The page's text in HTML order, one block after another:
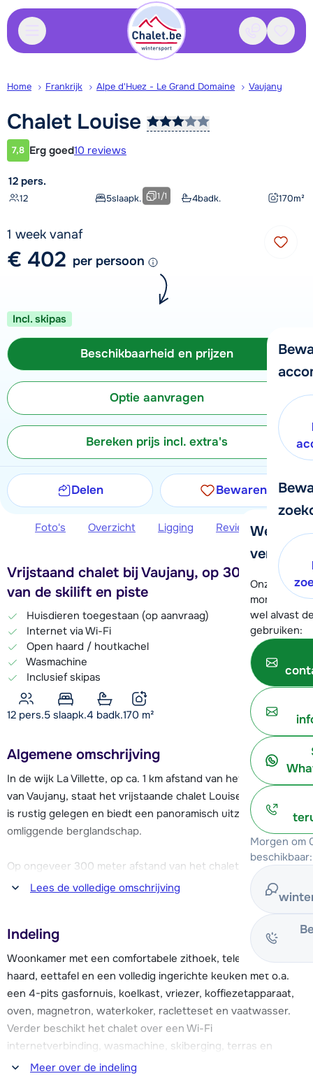
Contact
We
verder!
Onze
moment
wel alvast
gebruiken:
Morgen om
beschikbaar:
Home Frankrijk Alpe d'Huez - Le Grand Domaine Vaujany
Chalet Louise
Klantwaardering
7,8 Erg goed10 reviews
12 pers.
12 5slaapk. 4badk. 170m²
1/1
1 week vanaf
€ 402 per persoon
Incl. skipas
Beschikbaarheid en prijzen
Optie aanvragen
Bereken prijs incl. extra's
Delen Bewaren
Foto's Overzicht Ligging Reviews
Vrijstaand chalet bij Vaujany, op 300 meter
van de skilift en piste
Huisdieren toegestaan (op aanvraag)
Internet via Wi-Fi
Open haard / houtkachel
Wasmachine
Inclusief skipas
12 pers.5 slaapk.4 badk.170 m²
Algemene omschrijving
In de wijk La Villette, op ca. 1 km afstand van het centrum
van Vaujany, staat het vrijstaande chalet Louise. Het chalet
is rustig gelegen en biedt een panoramisch uitzicht over het
omliggende berglandschap.
Op ongeveer 300 meter afstand van het chalet vind je de
piste en de cabinelift Montfrais. Deze brengt je naar 1650
meter hoogte en vanaf hier heb je toegang tot de rest van
het skigebied van Alpe d'Huez. Via een blauwe piste kun je
terugskiën naar La Villette tot ongeveer 300 meter afstand
van het chalet. Voor winkels, restaurants en overige
faciliteiten kun je in het centrum van Vaujany terecht.
Er is parkeergelegenheid voor drie auto's bij chalet Louise.
Lees de volledige omschrijving
Indeling
Woonkamer met een comfortabele zithoek, televisie, open
haard, eettafel en een volledig ingerichte keuken met o.a.
een 4-pits gasfornuis, koelkast, vriezer, koffiezetapparaat,
oven, magnetron, waterkoker, racletteset en vaatwasser.
Verder beschikt het chalet over een Wi-Fi
internetverbinding, wasmachine, skiberging, terras en
balkons.Meer over de indeling